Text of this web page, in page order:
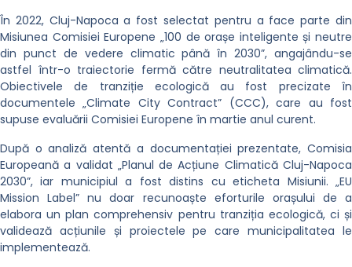
În 2022, Cluj-Napoca a fost selectat pentru a face parte din
Misiunea Comisiei Europene „100 de orașe inteligente și neutre
din punct de vedere climatic până în 2030”, angajându-se
astfel într-o traiectorie fermă către neutralitatea climatică.
Obiectivele de tranziție ecologică au fost precizate în
documentele „Climate City Contract” (CCC), care au fost
supuse evaluării Comisiei Europene în martie anul curent.
După o analiză atentă a documentației prezentate, Comisia
Europeană a validat „Planul de Acțiune Climatică Cluj-Napoca
2030”, iar municipiul a fost distins cu eticheta Misiunii. „EU
Mission Label” nu doar recunoaște eforturile orașului de a
elabora un plan comprehensiv pentru tranziția ecologică, ci și
validează acțiunile și proiectele pe care municipalitatea le
implementează.